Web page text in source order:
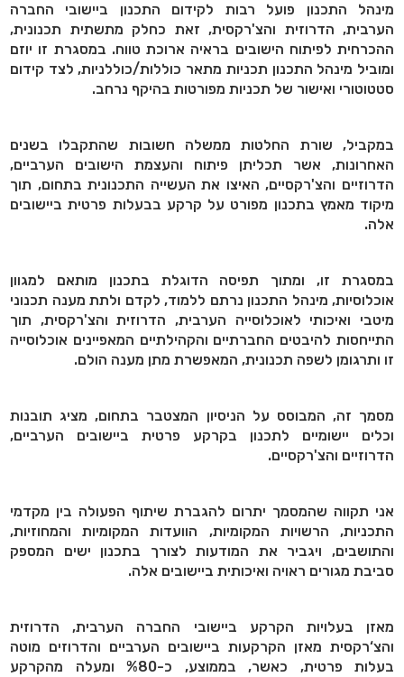
מינהל התכנון פועל רבות לקידום התכנון ביישובי החברה
הערבית, הדרוזית והצ'רקסית, זאת כחלק מתשתית תכנונית,
ההכרחית לפיתוח הישובים בראיה ארוכת טווח. במסגרת זו יוזם
ומוביל מינהל התכנון תכניות מתאר כוללות/כוללניות, לצד קידום
סטטוטורי ואישור של תכניות מפורטות בהיקף נרחב.
במקביל, שורת החלטות ממשלה חשובות שהתקבלו בשנים
האחרונות, אשר תכליתן פיתוח והעצמת הישובים הערביים,
הדרוזיים והצ'רקסיים, האיצו את העשייה התכנונית בתחום, תוך
מיקוד מאמץ בתכנון מפורט על קרקע בבעלות פרטית ביישובים
אלה.
במסגרת זו, ומתוך תפיסה הדוגלת בתכנון מותאם למגוון
אוכלוסיות, מינהל התכנון נרתם ללמוד, לקדם ולתת מענה תכנוני
מיטבי ואיכותי לאוכלוסייה הערבית, הדרוזית והצ'רקסית, תוך
התייחסות להיבטים החברתיים והקהילתיים המאפיינים אוכלוסייה
זו ותרגומן לשפה תכנונית, המאפשרת מתן מענה הולם.
מסמך זה, המבוסס על הניסיון המצטבר בתחום, מציג תובנות
וכלים יישומיים לתכנון בקרקע פרטית ביישובים הערביים,
הדרוזיים והצ'רקסיים.
אני תקווה שהמסמך יתרום להגברת שיתוף הפעולה בין מקדמי
התכניות, הרשויות המקומיות, הוועדות המקומיות והמחוזיות,
והתושבים, ויגביר את המודעות לצורך בתכנון ישים המספק
סביבת מגורים ראויה ואיכותית ביישובים אלה.
מאזן בעלויות הקרקע ביישובי החברה הערבית, הדרוזית
והצ‘רקסית מאזן הקרקעות ביישובים הערביים והדרוזים מוטה
בעלות פרטית, כאשר, בממוצע, כ-%80 ומעלה מהקרקע